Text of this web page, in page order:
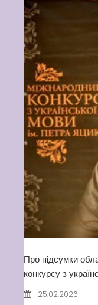
Про підсумки
конкурсу з
25.02.2026